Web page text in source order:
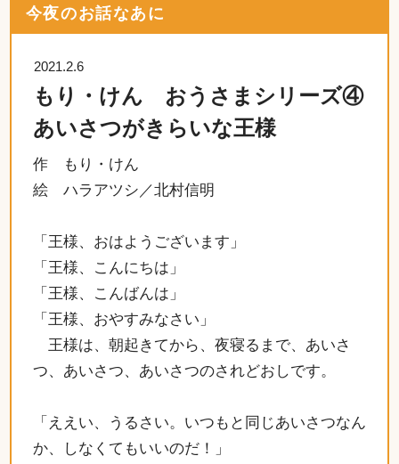
今夜のお話なあに
2021.2.6
もり・けん おうさまシリーズ④
あいさつがきらいな王様
作 もり・けん
絵 ハラアツシ／北村信明
「王様、おはようございます」
「王様、こんにちは」
「王様、こんばんは」
「王様、おやすみなさい」
王様は、朝起きてから、夜寝るまで、あいさ
つ、あいさつ、あいさつのされどおしです。
「ええい、うるさい。いつもと同じあいさつなん
か、しなくてもいいのだ！」